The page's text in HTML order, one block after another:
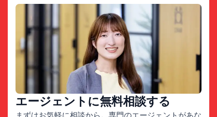
エージェントに無料相談する
まずはお気軽に相談から。専門のエージェントがあな